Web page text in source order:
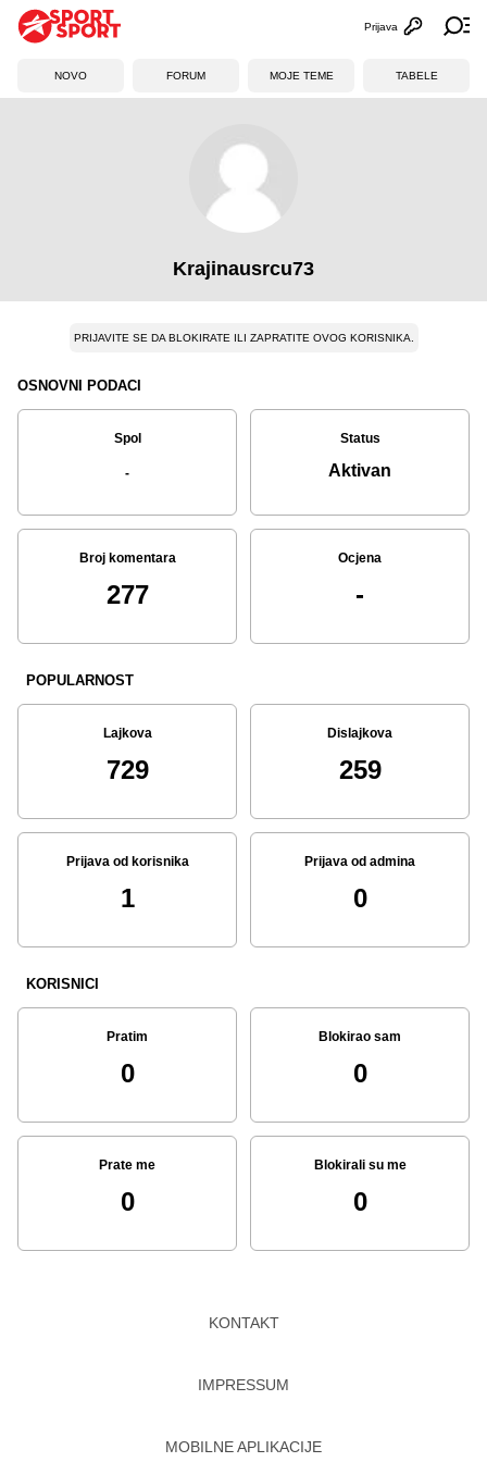
Otvori
Prijava
NOVO FORUM MOJE TEME TABELE
Krajinausrcu73
PRIJAVITE SE DA BLOKIRATE ILI ZAPRATITE OVOG KORISNIKA.
OSNOVNI PODACI
Spol
-
Status
Aktivan
Broj komentara
277
Ocjena
-
POPULARNOST
Lajkova
729
Dislajkova
259
Prijava od korisnika
1
Prijava od admina
0
KORISNICI
Pratim
0
Blokirao sam
0
Prate me
0
Blokirali su me
0
KONTAKT
IMPRESSUM
MOBILNE APLIKACIJE